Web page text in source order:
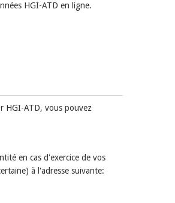
HGI-ATD en ligne.
HGI-ATD, vous pouvez
en cas d'exercice de vos
à l'adresse suivante: